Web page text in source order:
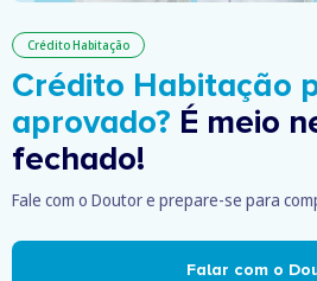
Crédito Habitação
Crédito Habitação
aprovado? É meio
fechado!
Fale com o Doutor e prepare-se para
Falar com o